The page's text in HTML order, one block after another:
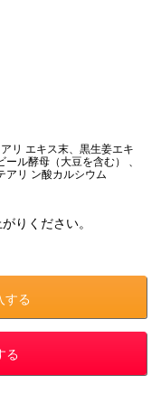
リ エキス末、黒生姜エキ
ル酵母（大豆を含む） 、
アリ ン酸カルシウム
りください。
する
る